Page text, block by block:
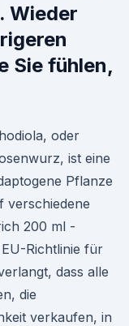
Wieder
Sie fühlen,
oder
ist eine
Pflanze
verschiedene
200 ml -
Richtlinie für
dass alle
die
verkaufen, in